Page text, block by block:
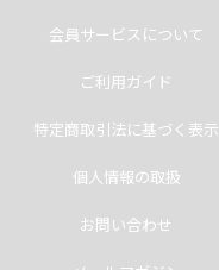
会員サービスについて
ご利用ガイド
特定商取引法に基づく表示
個人情報の取扱
お問い合わせ